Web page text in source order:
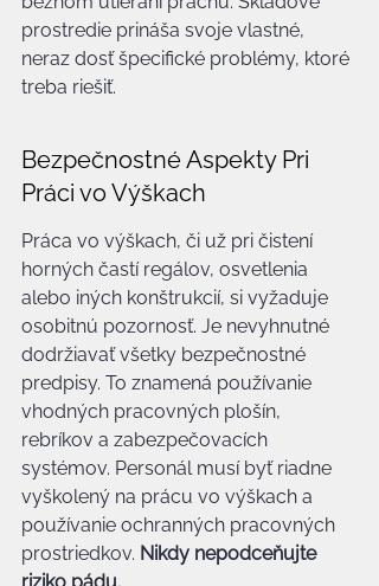
prostredie prináša svoje vlastné,
neraz dosť špecifické problémy, ktoré
treba riešiť.
Bezpečnostné Aspekty Pri
Práci vo Výškach
Práca vo výškach, či už pri čistení
horných častí regálov, osvetlenia
alebo iných konštrukcií, si vyžaduje
osobitnú pozornosť. Je nevyhnutné
dodržiavať všetky bezpečnostné
predpisy. To znamená používanie
vhodných pracovných plošín,
rebríkov a zabezpečovacích
systémov. Personál musí byť riadne
vyškolený na prácu vo výškach a
používanie ochranných pracovných
prostriedkov. Nikdy nepodceňujte